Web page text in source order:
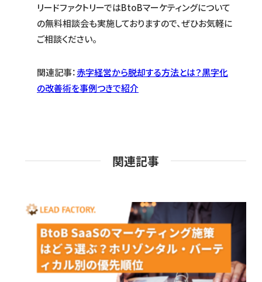
リードファクトリーではBtoBマーケティングについて
の無料相談会も実施しておりますので、ぜひお気軽に
ご相談ください。
関連記事：赤字経営から脱却する方法とは？黒字化
の改善術を事例つきで紹介
関連記事